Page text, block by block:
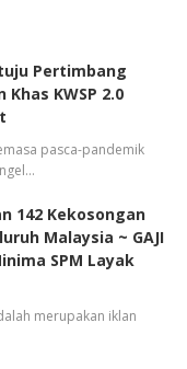
Pertimbang
KWSP 2.0
pasca-pandemik
142 Kekosongan
Malaysia ~ GAJI
SPM Layak
merupakan iklan